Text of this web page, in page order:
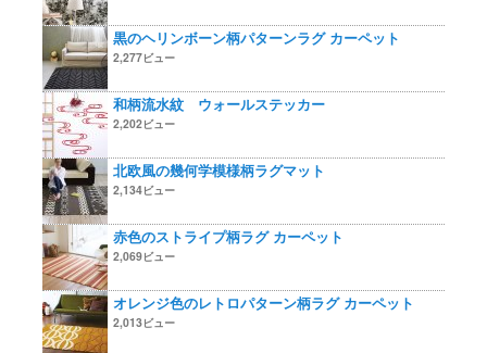
黒のヘリンボーン柄パターンラグ カーペット
2,277ビュー
和柄流水紋 ウォールステッカー
2,202ビュー
北欧風の幾何学模様柄ラグマット
2,134ビュー
赤色のストライプ柄ラグ カーペット
2,069ビュー
オレンジ色のレトロパターン柄ラグ カーペット
2,013ビュー